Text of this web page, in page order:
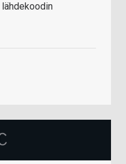
lähdekoodin